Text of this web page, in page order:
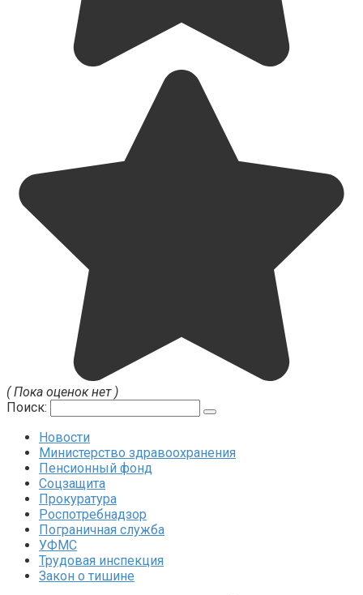
( Пока оценок нет )
Поиск:
Новости
Министерство здравоохранения
Пенсионный фонд
Соцзащита
Прокуратура
Роспотребнадзор
Пограничная служба
УФМС
Трудовая инспекция
Закон о тишине